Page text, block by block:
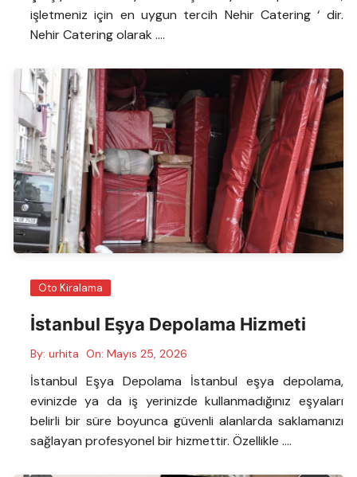
işletmeniz için en uygun tercih Nehir Catering ‘ dir.
Nehir Catering olarak ….
Oto Kiralama
İstanbul Eşya Depolama Hizmeti
By: urhita On: Mayıs 25, 2026
İstanbul Eşya Depolama İstanbul eşya depolama,
evinizde ya da iş yerinizde kullanmadığınız eşyaları
belirli bir süre boyunca güvenli alanlarda saklamanızı
sağlayan profesyonel bir hizmettir. Özellikle ….